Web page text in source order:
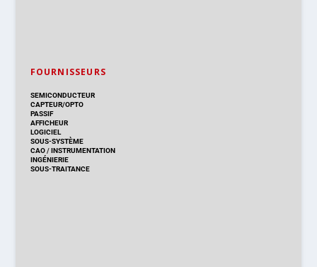
FOURNISSEURS
SEMICONDUCTEUR
CAPTEUR/OPTO
PASSIF
AFFICHEUR
LOGICIEL
SOUS-SYSTÈME
CAO/INSTRUMENTATION
INGÉNIERIE
SOUS-TRAITANCE